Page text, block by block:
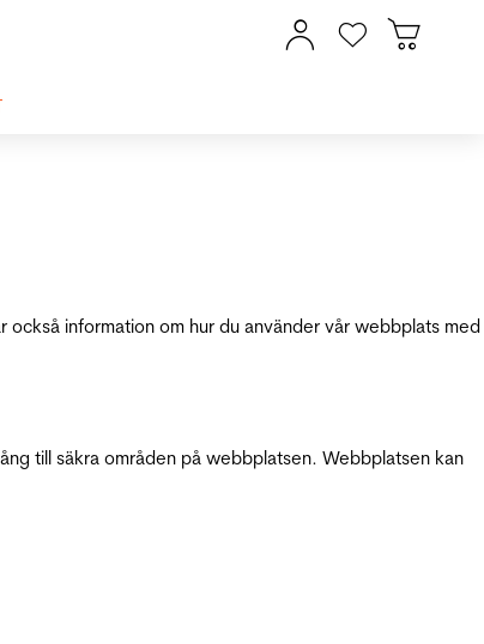
information om hur du använder vår webbplats med
till säkra områden på webbplatsen. Webbplatsen kan